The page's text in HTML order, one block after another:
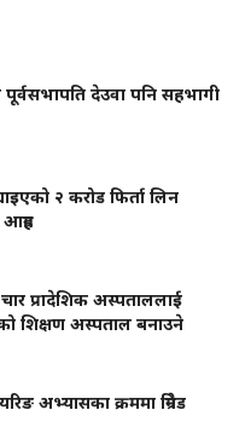
पूर्वसभापति देउवा पनि सहभागी
२ करोड फिर्ता लिन
प्रादेशिक अस्पताललाई
शिक्षण अस्पताल बनाउने
अभ्यासका क्रममा ग्रिनेड